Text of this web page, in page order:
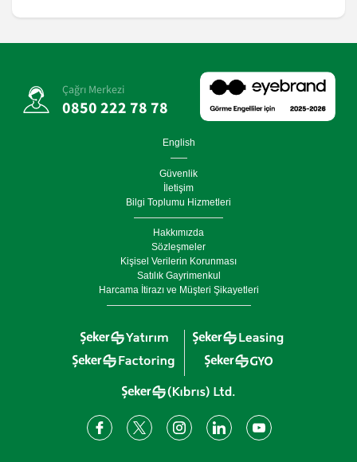
Çağrı Merkezi
0850 222 78 78
English
Güvenlik
İletişim
Bilgi Toplumu Hizmetleri
Hakkımızda
Sözleşmeler
Kişisel Verilerin Korunması
Satılık Gayrimenkul
Harcama İtirazı ve Müşteri Şikayetleri